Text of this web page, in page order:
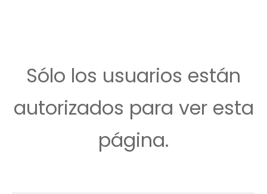
Sólo los usuarios están
autorizados para ver esta
página.